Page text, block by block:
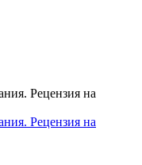
Рецензия на
Рецензия на